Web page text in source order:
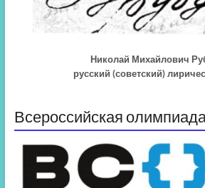
Николай Михайлович
русский (советский)
Всероссийская